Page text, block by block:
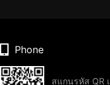
Phone
สแกนรหัส QR